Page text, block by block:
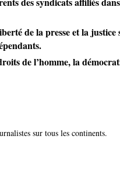
de la presse et la justice
de l’homme, la
sur tous les continents.